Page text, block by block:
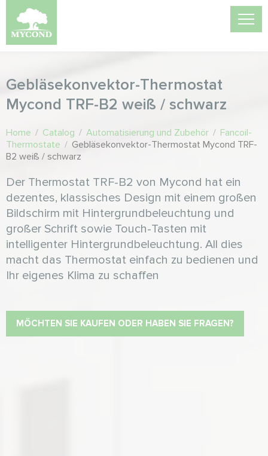
Gebläsekonvektor-Thermostat
Mycond TRF-B2 weiß / schwarz
Home / Catalog / Automatisierung und Zubehör / Fancoil-
Thermostate / Gebläsekonvektor-Thermostat Mycond TRF-
B2 weiß / schwarz
Der Thermostat TRF-B2 von Mycond hat ein
dezentes, klassisches Design mit einem großen
Bildschirm mit Hintergrundbeleuchtung und
großer Schrift sowie Touch-Tasten mit
intelligenter Hintergrundbeleuchtung. All dies
macht das Thermostat einfach zu bedienen und
Ihr eigenes Klima zu schaffen
MÖCHTEN SIE KAUFEN ODER HABEN SIE FRAGEN?